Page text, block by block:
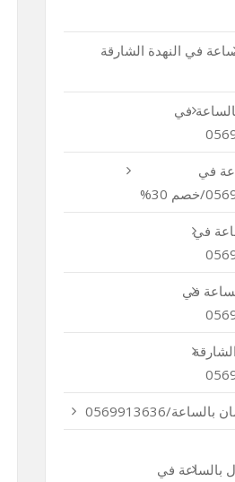
في النهدة الشارقة
في
في
في
في
0569913636
بالساعة في